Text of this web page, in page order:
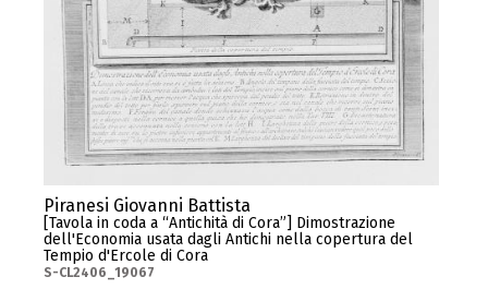
Piranesi Giovanni Battista
[Tavola in coda a “Antichità di Cora”] Dimostrazione
dell'Economia usata dagli Antichi nella copertura del
Tempio d'Ercole di Cora
S-CL2406_19067